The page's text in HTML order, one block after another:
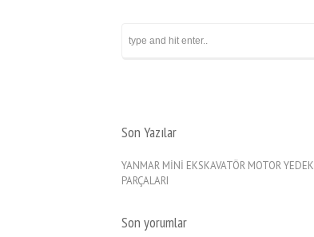
Son Yazılar
YANMAR MİNİ EKSKAVATÖR MOTOR YEDEK
PARÇALARI
Son yorumlar